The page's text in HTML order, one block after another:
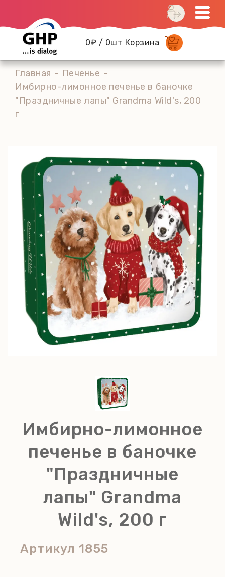
0₽ / 0шт Корзина
Главная
Печенье
Имбирно-лимонное печенье в баночке
"Праздничные лапы" Grandma Wild's, 200
г
Имбирно-лимонное
печенье в баночке
"Праздничные
лапы" Grandma
Wild's, 200 г
Артикул1855